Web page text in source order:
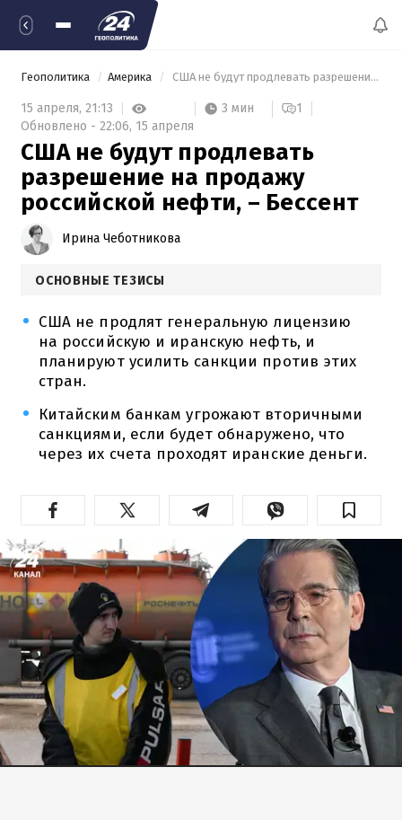
Геополитика Америка США не будут продлевать разрешение на продажу российской нефти, – Бессент
15 апреля, 21:13 3 мин
1
Обновлено - 22:06, 15 апреля
США не будут продлевать
разрешение на продажу
российской нефти, – Бессент
Ирина Чеботникова
ОСНОВНЫЕ ТЕЗИСЫ
США не продлят генеральную лицензию
на российскую и иранскую нефть, и
планируют усилить санкции против этих
стран.
Китайским банкам угрожают вторичными
санкциями, если будет обнаружено, что
через их счета проходят иранские деньги.